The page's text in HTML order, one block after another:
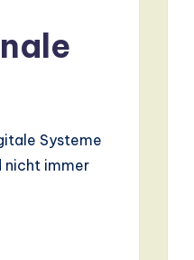
Systeme
nicht immer